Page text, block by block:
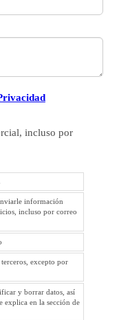
incluso por
información
incluso por correo
excepto por
y borrar datos, así
explica en la sección de